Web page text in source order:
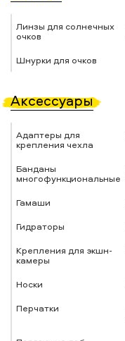
Линзы для солнечных
очков
Шнурки для очков
Аксессуары
Адаптеры для
крепления чехла
Банданы
многофункциональные
Гамаши
Гидраторы
Крепления для экшн-
камеры
Носки
Перчатки